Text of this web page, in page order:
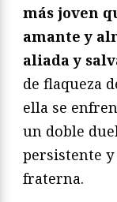
más joven
amante y
aliada y
de flaqueza
ella se
un doble
persistente
fraterna.